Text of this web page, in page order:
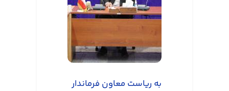
به ریاست معاون فرماندار